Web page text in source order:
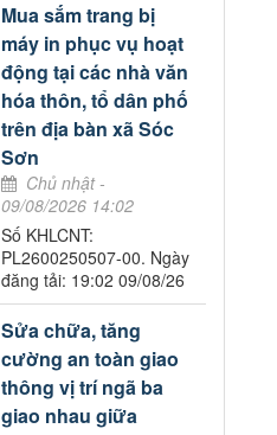
Mua sắm trang bị
máy in phục vụ hoạt
động tại các nhà văn
hóa thôn, tổ dân phố
trên địa bàn xã Sóc
Sơn
Chủ nhật -
09/08/2026 14:02
Số KHLCNT:
PL2600250507-00. Ngày
đăng tải: 19:02 09/08/26
Sửa chữa, tăng
cường an toàn giao
thông vị trí ngã ba
giao nhau giữa